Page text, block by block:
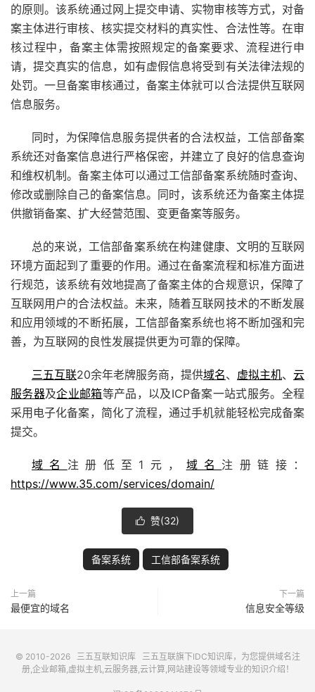
的原则。该系统通过网上提交申请、实物审核等方式，对备
案主体进行审核、核实提交材料的真实性、合法性等。在审
核过程中，备案主体需按照规定的备案要求、流程进行申
请，提交真实的信息，如有虚假信息将受到有关法律法规的
处罚。一旦备案审核通过，备案主体就可以合法提供互联网
信息服务。
同时，为保障信息服务提供者的合法权益，工信部备案
系统还对备案信息进行严格保密，并建立了良好的信息查询
和维权机制。备案主体可以通过工信部备案系统随时查询、
修改或删除自己的备案信息。同时，该系统还为备案主体提
供撤销备案、扩大经营范围、变更备案等服务。
总的来说，工信部备案系统在构建健康、文明的互联网
环境方面起到了重要的作用。通过在备案流程和标准方面进
行规范，该系统有效地提高了备案主体的合规意识，保障了
互联网用户的合法权益。未来，随着互联网技术的不断发展
和应用领域的不断拓展，工信部备案系统也将不断加强和完
善，为互联网的良性发展提供更为可靠的保障。
三五互联20余年老牌服务商，提供域名、 虚拟主机、 云
服务器及企业邮箱等产品，以及ICP备案一站式服务。全程
采用电子化备案，简化了流程，通过手机就能轻松完成备案
提交。
域名 注册低至1元， 域名 注册链接：
https://www.35.com/services/domain/
 赞(32)
备案系统 工信部备案系统
上一篇
最便宜的域名
下一篇
信息安全等级
© 2010-2026 三五互联知识库 三五互联旗下IDC知识库，为您提供域名注
册,企业邮箱,虚拟主机,云服务器,云计算,网站建设等领域专业的知识介绍！